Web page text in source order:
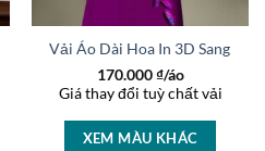
AD 46463
Vải Áo Dài Hoa In 3D Sang
170.000₫/áo
Giá thay đổi tuỳ chất vải
XEM MÀU KHÁC